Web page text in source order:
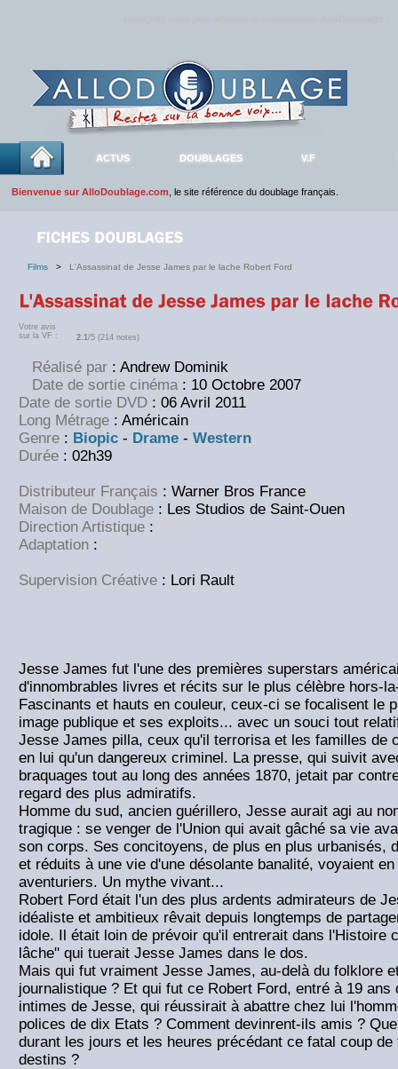
ACTUS DOUBLAGES V.F
Bienvenue sur AlloDoublage.com , le site référence du doublage français.
Films > L'Assassinat de Jesse James par le lache Robert Ford
Votre avis
sur la VF :
2.1/5 (214 notes)
Réalisé par : Andrew Dominik
Date de sortie cinéma : 10 Octobre 2007
Date de sortie DVD : 06 Avril 2011
Long Métrage : Américain
Genre : Biopic - Drame - Western
Durée : 02h39
Distributeur Français : Warner Bros France
Maison de Doublage : Les Studios de Saint-Ouen
Direction Artistique :
Adaptation :
Supervision Créative : Lori Rault
Jesse James fut l'une des premières superstars
d'innombrables livres et récits sur le plus célèbre hors-
Fascinants et hauts en couleur, ceux-ci se focalisent le
image publique et ses exploits... avec un souci tout
Jesse James pilla, ceux qu'il terrorisa et les familles de
en lui qu'un dangereux criminel. La presse, qui suivit
braquages tout au long des années 1870, jetait par
regard des plus admiratifs.
Homme du sud, ancien guérillero, Jesse aurait agi au
tragique : se venger de l'Union qui avait gâché sa vie
son corps. Ses concitoyens, de plus en plus urbanisés,
et réduits à une vie d'une désolante banalité, voyaient
aventuriers. Un mythe vivant...
Robert Ford était l'un des plus ardents admirateurs de
idéaliste et ambitieux rêvait depuis longtemps de
idole. Il était loin de prévoir qu'il entrerait dans l'Histoire
lâche" qui tuerait Jesse James dans le dos.
Mais qui fut vraiment Jesse James, au-delà du folklore
journalistique ? Et qui fut ce Robert Ford, entré à 19 ans
intimes de Jesse, qui réussirait à abattre chez lui
polices de dix Etats ? Comment devinrent-ils amis ?
durant les jours et les heures précédant ce fatal coup
destins ?